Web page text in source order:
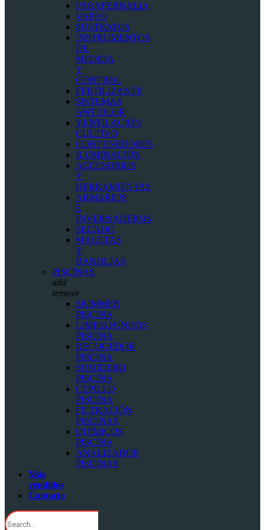
PARAFERNALIA
VAPEO
SUSTRATOS
INSTRUMENTOS
DE
MEDIDA
Y
CONTROL
FERTILIZANTE
SISTEMAS
ANTIOLOR
VENTILACIÓN
CULTIVO
CONTENEDORES
ILUMINACIÓN
ACCESORIOS
Y
HERRAMIENTAS
ARMARIOS
E
INVERNADEROS
SECADO
MACETAS
Y
BANDEJAS
PISCINAS
add
remove
SKIMMER
PISCINA
LIMPIAFONDOS
PISCINA
RECOGEDOR
PISCINA
SUMIDERO
PISCINA
CEPILLO
PISCINA
FILTRACIÓN
PISCINAS
QUÍMICOS
PISCINA
ANALIZADOR
PISCINAS
Más
vendidos
Contacto